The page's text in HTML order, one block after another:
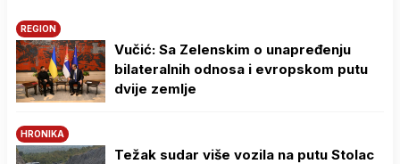
REGION
Vučić: Sa Zelenskim o unapređenju
bilateralnih odnosa i evropskom putu
dvije zemlje
HRONIKA
Težak sudar više vozila na putu Stolac